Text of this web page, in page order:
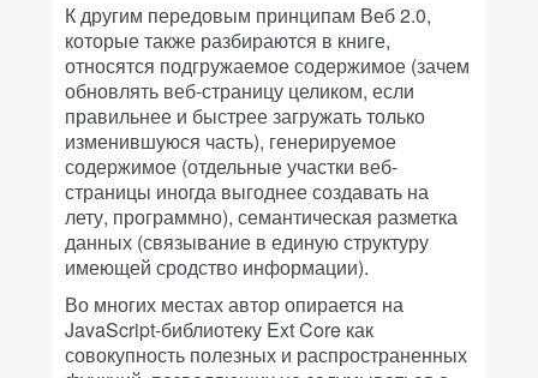
К другим передовым принципам Веб 2.0,
которые также разбираются в книге,
относятся подгружаемое содержимое (зачем
обновлять веб-страницу целиком, если
правильнее и быстрее загружать только
изменившуюся часть), генерируемое
содержимое (отдельные участки веб-
страницы иногда выгоднее создавать на
лету, программно), семантическая разметка
данных (связывание в единую структуру
имеющей сродство информации).
Во многих местах автор опирается на
JavaScript-библиотеку Ext Core как
совокупность полезных и распространенных